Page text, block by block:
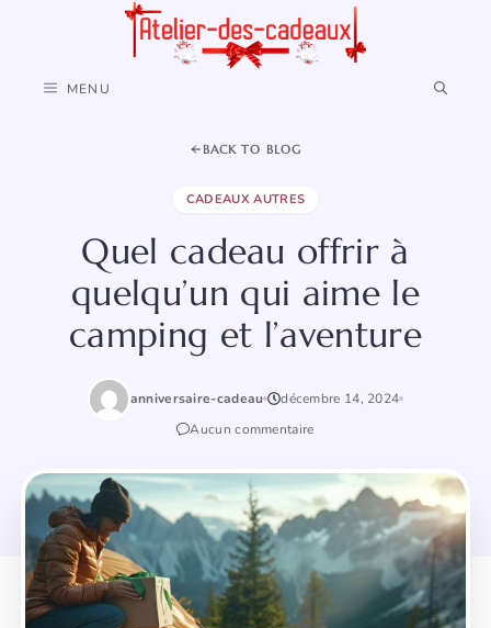
MENU
BACK TO BLOG
CADEAUX AUTRES
Quel cadeau offrir à
quelqu’un qui aime le
camping et l’aventure
anniversaire-cadeau
décembre 14, 2024
Aucun commentaire